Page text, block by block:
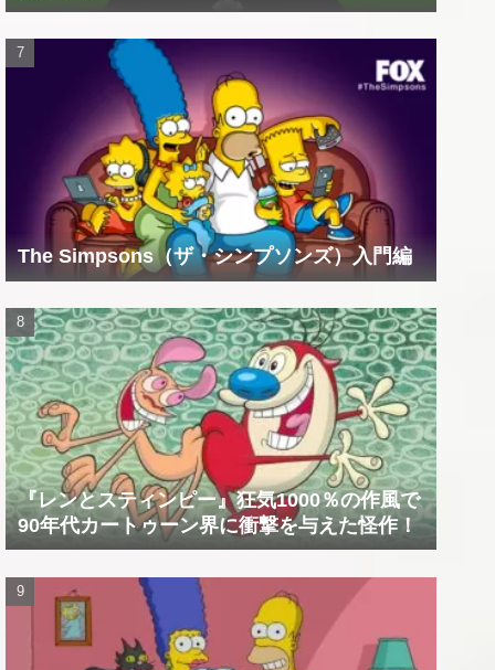
The Simpsons（ザ・シンプソンズ）入門編
『レンとスティンピー』狂気1000％の作風で
90年代カートゥーン界に衝撃を与えた怪作！